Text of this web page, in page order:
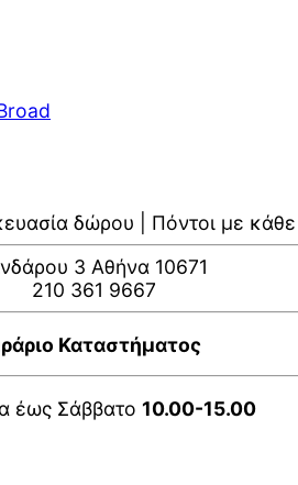
δώρου | Πόντοι με
3 Αθήνα 10671
210 361 9667
Καταστήματος
έως Σάββατο 10.00-15.00